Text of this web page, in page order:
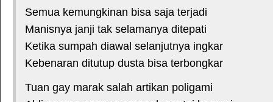
Semua kemungkinan bisa saja terjadi
Manisnya janji tak selamanya ditepati
Ketika sumpah diawal selanjutnya ingkar
Kebenaran ditutup dusta bisa terbongkar
Tuan gay marak salah artikan poligami